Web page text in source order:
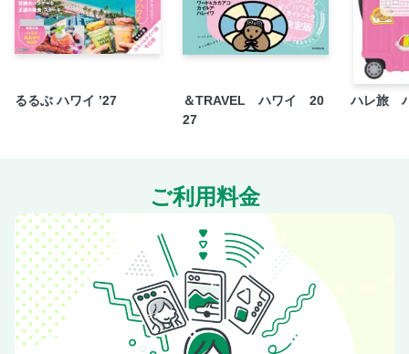
スイーツ／ヘルシーボウルで元気になろう！
スイーツ／ひんやりスイーツでクールダウン
スイーツ／ホノルル散策のカフェブレイク
スーベニア／ハワイ通の推しみやげ大公開！！
スーベニア／＄10以下のバラマキみやげ
スーベニア／グルメみやげ
スーベニア／ローカルデザイナーBrand
スーベニア／コスメ＆ジュエリー
スーベニア／まだある！おすすめの買い物スポット
スーパーマーケット
るるぶ ハワイ ’27
＆TRAVEL ハワイ 20
27
ハレ旅
ご利用料金